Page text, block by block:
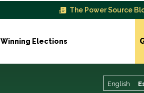
The Power Source
Winning Elections
English